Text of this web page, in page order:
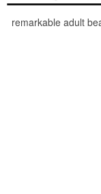
remarkable adult